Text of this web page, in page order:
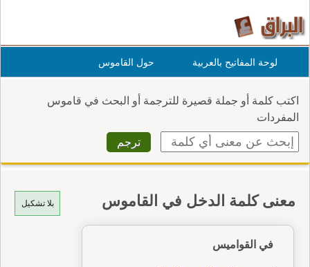
لوحة المفاتيح بالعربية حول القاموس
اكتب كلمة أو جملة قصيرة للترجمة أو البحث في قاموس
المفردات
بلا تشكيل معنى كلمة الدخل في القاموس
في القواميس